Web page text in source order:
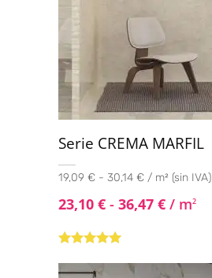
Serie CREMA MARFIL
19,09 € - 30,14 € / m² (sin IVA)
23,10 € - 36,47 € / m2
5.00
de 5